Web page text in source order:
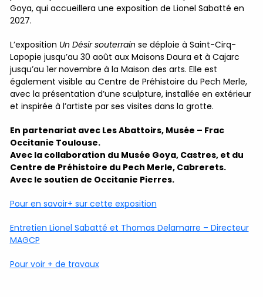
Goya, qui accueillera une exposition de Lionel Sabatté en
2027.
L’exposition Un Désir souterrain se déploie à Saint-Cirq-
Lapopie jusqu’au 30 août aux Maisons Daura et à Cajarc
jusqu’au 1ernovembre à la Maison des arts. Elle est
également visible au Centre de Préhistoire du Pech Merle,
avec la présentation d’une sculpture, installée en extérieur
et inspirée à l’artiste par ses visites dans la grotte.
En partenariat avec Les Abattoirs, Musée – Frac
Occitanie Toulouse.
Avec la collaboration du Musée Goya, Castres, et du
Centre de Préhistoire du Pech Merle, Cabrerets.
Avec le soutien de Occitanie Pierres.
Pour en savoir+ sur cette exposition
Entretien Lionel Sabatté et Thomas Delamarre – Directeur
MAGCP
Pour voir + de travaux